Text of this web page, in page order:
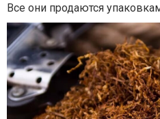
Все они продаются